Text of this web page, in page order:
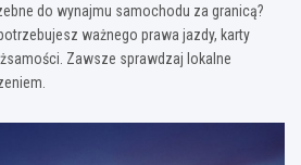
do wynajmu samochodu za granicą?
ważnego prawa jazdy, karty
Zawsze sprawdzaj lokalne